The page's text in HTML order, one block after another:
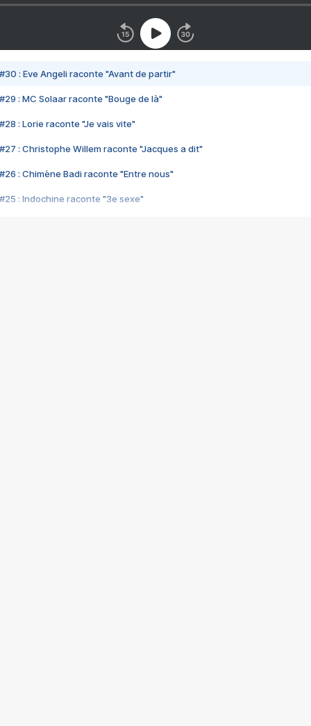
#30 : Eve Angeli raconte "Avant de partir"
#29 : MC Solaar raconte "Bouge de là"
#28 : Lorie raconte "Je vais vite"
#27 : Christophe Willem raconte "Jacques a dit"
#26 : Chimène Badi raconte "Entre nous"
#25 : Indochine raconte "3e sexe"